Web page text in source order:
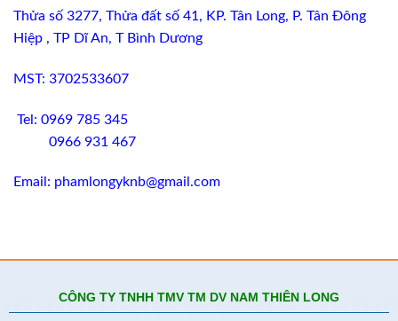
Thửa số 3277, Thửa đất số 41, KP. Tân Long, P. Tân Đông
Hiệp , TP Dĩ An, TBình Dương
MST: 3702533607
Tel: 0969 785 345
0966 931 467
Email: phamlongyknb@gmail.com
CÔNG TY TNHH TMV TM DV NAM THIÊN LONG